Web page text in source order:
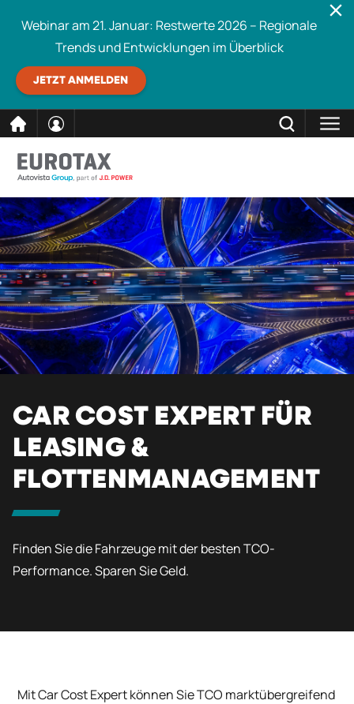
direkt
zum
Inhalt
Webinar am 21. Januar: Restwerte 2026 – Regionale
Trends und Entwicklungen im Überblick
JETZT ANMELDEN
Eurotax durchsuchen SCHLIESSEN
CAR COST EXPERT FÜR
LEASING &
FLOTTENMANAGEMENT
Finden Sie die Fahrzeuge mit der besten TCO-
Performance. Sparen Sie Geld.
Mit Car Cost ExpertkönnenSie TCO marktübergreifend